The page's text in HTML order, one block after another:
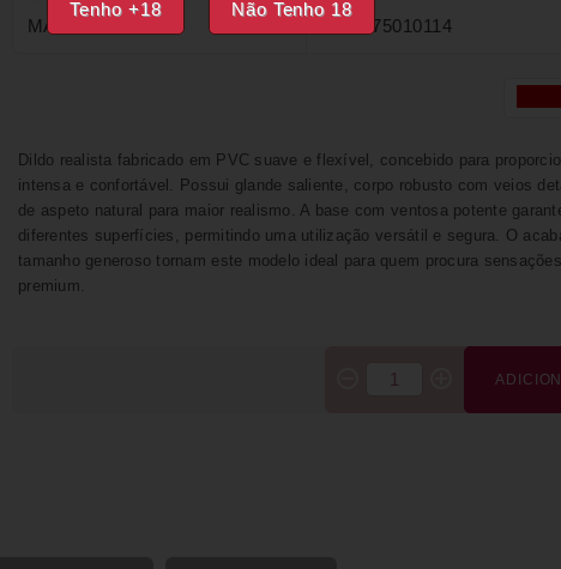
Tenho +18 Não Tenho 18
MADE IN ITALY 8052675010114
Dildo realista fabricado em PVC suave e flexível, concebido para
intensa e confortável. Possui glande saliente, corpo robusto com veios
de aspeto natural para maior realismo. A base com ventosa potente
diferentes superfícies, permitindo uma utilização versátil e segura. O
tamanho generoso tornam este modelo ideal para quem procura
premium.